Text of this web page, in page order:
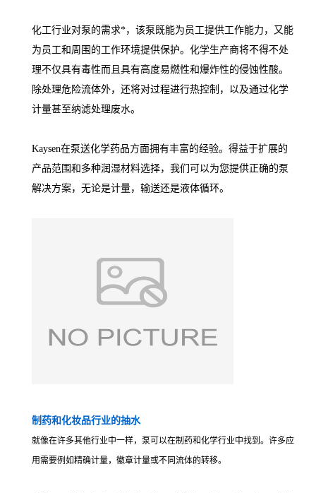
化工行业对泵的需求*，该泵既能为员工提供工作能力，又能
为员工和周围的工作环境提供保护。化学生产商将不得不处
理不仅具有毒性而且具有高度易燃性和爆炸性的侵蚀性酸。
除处理危险流体外，还将对过程进行热控制，以及通过化学
计量甚至纳滤处理废水。
Kaysen在泵送化学药品方面拥有丰富的经验。得益于扩展的
产品范围和多种润湿材料选择，我们可以为您提供正确的泵
解决方案，无论是计量，输送还是液体循环。
制药和化妆品行业的抽水
就像在许多其他行业中一样，泵可以在制药和化学行业中找到。许多应
用需要例如精确计量，徽章计量或不同流体的转移。